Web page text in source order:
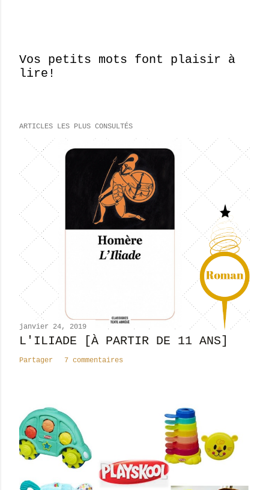
E
g
t
r
c
m
n
t
i
Vos petits mots font plaisir à
lire!
ARTICLES LES PLUS CONSULTÉS
janvier 24, 2019
L'ILIADE [À PARTIR DE 11 ANS]
Partager 7 commentaires